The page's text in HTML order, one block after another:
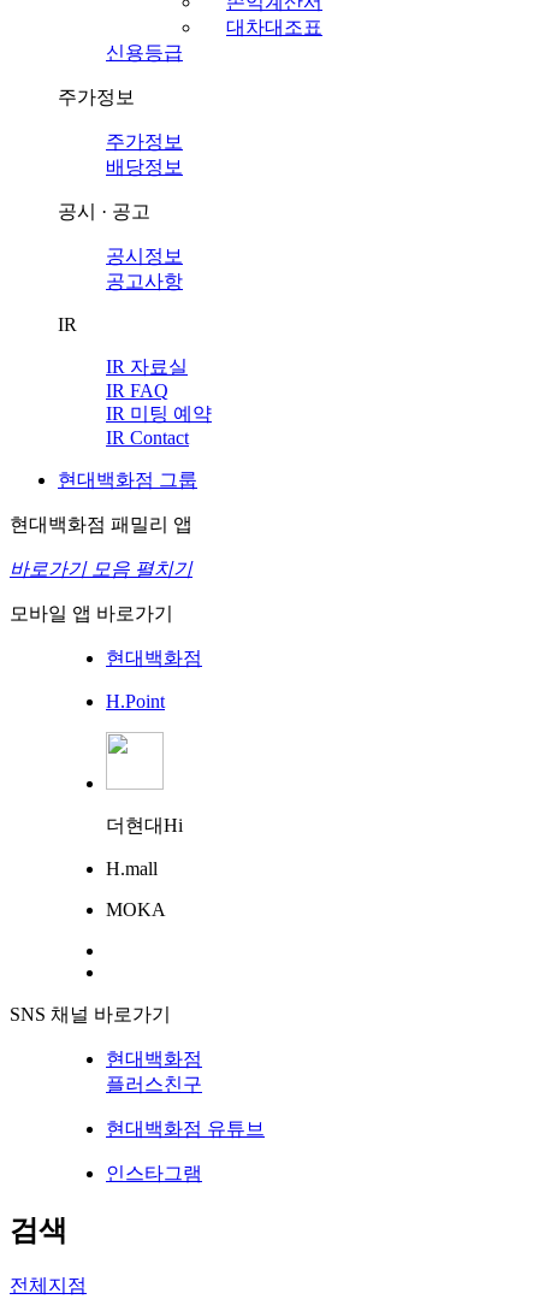
대차대조표
신용등급
주가정보
주가정보
배당정보
공시 · 공고
공시정보
공고사항
IR
IR 자료실
IR FAQ
IR 미팅 예약
IR Contact
현대백화점 그룹
현대백화점 패밀리 앱
바로가기 모음 펼치기
모바일 앱 바로가기
현대백화점
H.Point
더현대Hi
H.mall
MOKA
SNS 채널 바로가기
현대백화점
플러스친구
현대백화점 유튜브
인스타그램
검색
전체지점